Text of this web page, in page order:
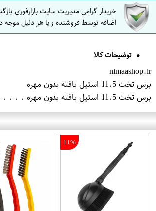
خریدار گرامی مدیریت سایت بازارفوری
اضافه توسط فروشنده و یا هر دلیل موجه
توضیحات کالا
nimaashop.ir
برس تخت 11.5 استیل بافته بدون مهره
برس تخت 11.5 استیل بافته بدون مهره . . . . . . . . . . . . . . . . Flat brush 11.5 steel braided without beads
11%